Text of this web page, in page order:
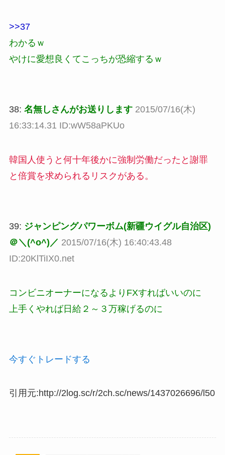
>>37
わかるｗ
やけに愛想良くてこっちが恐縮するｗ
38: 名無しさんがお送りします 2015/07/16(木)
16:33:14.31 ID:wW58aPKUo
韓国人使うと何十年後かに強制労働だったと謝罪
と倍賞を求められるリスクがある。
39: ジャンピングパワーボム(新疆ウイグル自治区)
＠＼(^o^)／ 2015/07/16(木) 16:40:43.48
ID:20KlTiIX0.net
コンビニオーナーになるよりFXすればいいのに
上手くやれば日給２～３万稼げるのに
今すぐトレードする
引用元:http://2log.sc/r/2ch.sc/news/1437026696/l50